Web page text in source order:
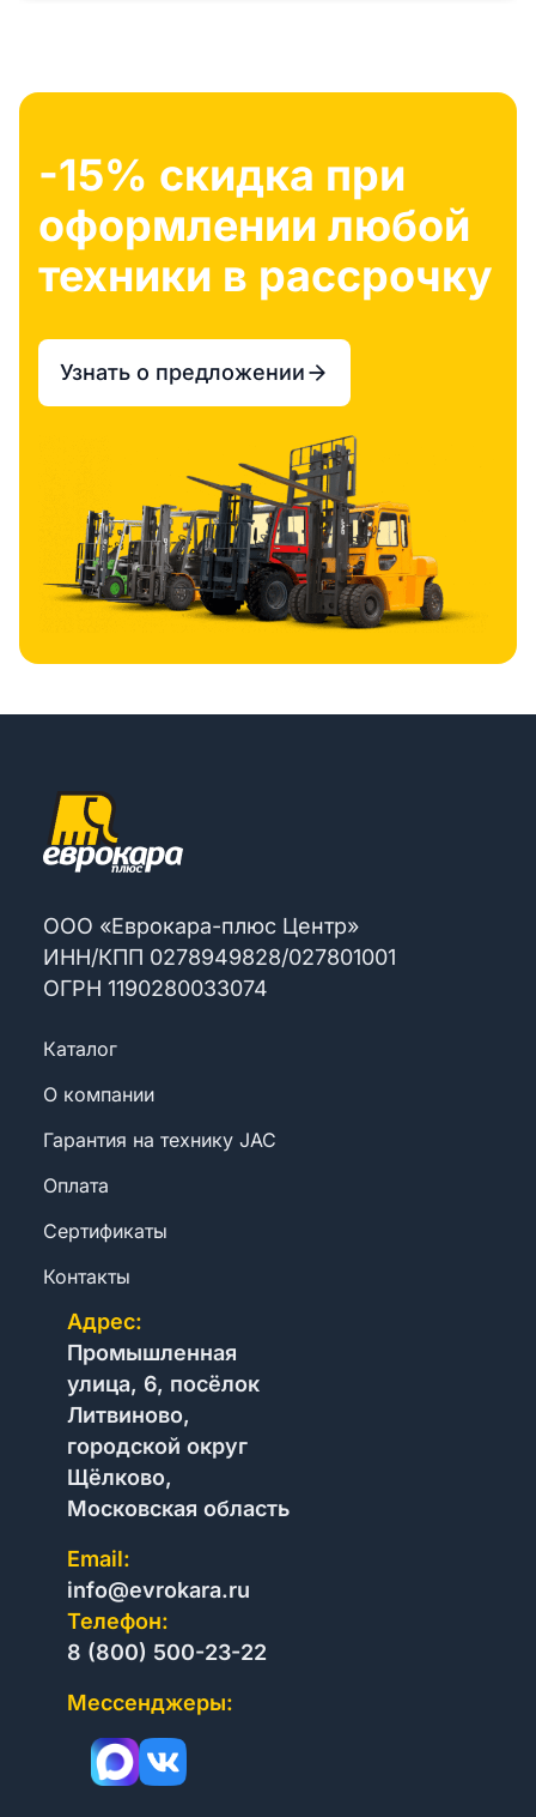
-15% скидка при
оформлении любой
техники в рассрочку
Узнать о предложении
ООО «Еврокара-плюс Центр»
ИНН/КПП 0278949828/027801001
ОГРН 1190280033074
Каталог
О компании
Гарантия на технику JAC
Оплата
Сертификаты
Контакты
Адрес:
Промышленная
улица, 6, посёлок
Литвиново,
городской округ
Щёлково,
Московская область
Email:
info@evrokara.ru
Телефон:
8 (800) 500-23-22
Мессенджеры: